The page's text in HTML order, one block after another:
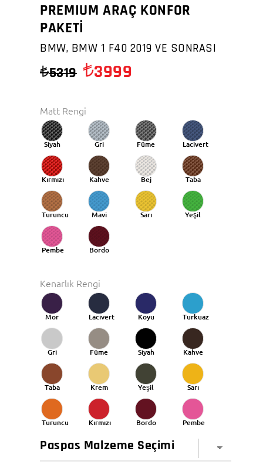
PREMIUM ARAÇ KONFOR
PAKETİ
BMW, BMW 1 F40 2019 VE SONRASI
5319 3999
Matt Rengi
Siyah Gri Füme Lacivert
Kırmızı Kahve Bej Taba
Turuncu
Taba
Mavi Sarı Yeşil
Pembe Bordo
Kenarlık Rengi
Mor Lacivert
Koyu
Mavi
Turkuaz
Gri Füme Siyah Kahve
Taba Krem Yeşil Sarı
Turuncu Kırmızı Bordo Pembe